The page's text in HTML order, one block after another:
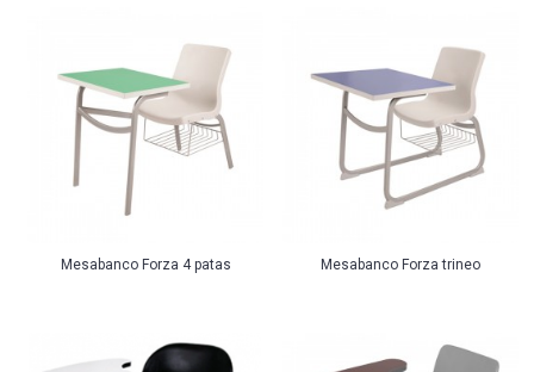
Mesabanco Forza 4 patas Mesabanco Forza trineo